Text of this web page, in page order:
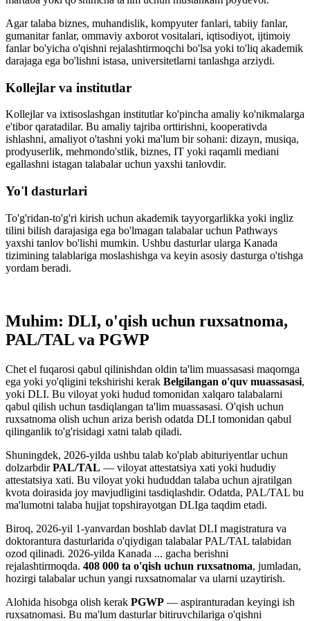
Agar talaba biznes, muhandislik, kompyuter fanlari, tabiiy fanlar,
gumanitar fanlar, ommaviy axborot vositalari, iqtisodiyot, ijtimoiy
fanlar bo'yicha o'qishni rejalashtirmoqchi bo'lsa yoki to'liq akademik
darajaga ega bo'lishni istasa, universitetlarni tanlashga arziydi.
Kollejlar va institutlar
Kollejlar va ixtisoslashgan institutlar ko'pincha amaliy ko'nikmalarga
e'tibor qaratadilar. Bu amaliy tajriba orttirishni, kooperativda
ishlashni, amaliyot o'tashni yoki ma'lum bir sohani: dizayn, musiqa,
prodyuserlik, mehmondo'stlik, biznes, IT yoki raqamli mediani
egallashni istagan talabalar uchun yaxshi tanlovdir.
Yo'l dasturlari
To'g'ridan-to'g'ri kirish uchun akademik tayyorgarlikka yoki ingliz
tilini bilish darajasiga ega bo'lmagan talabalar uchun Pathways
yaxshi tanlov bo'lishi mumkin. Ushbu dasturlar ularga Kanada
tizimining talablariga moslashishga va keyin asosiy dasturga o'tishga
yordam beradi.
Muhim: DLI, o'qish uchun ruxsatnoma,
PAL/TAL va PGWP
Chet el fuqarosi qabul qilinishdan oldin ta'lim muassasasi maqomga
ega yoki yo'qligini tekshirishi kerak Belgilangan o'quv muassasasi,
yoki DLI. Bu viloyat yoki hudud tomonidan xalqaro talabalarni
qabul qilish uchun tasdiqlangan ta'lim muassasasi. O'qish uchun
ruxsatnoma olish uchun ariza berish odatda DLI tomonidan qabul
qilinganlik to'g'risidagi xatni talab qiladi.
Shuningdek, 2026-yilda ushbu talab ko'plab abituriyentlar uchun
dolzarbdirPAL/TAL — viloyat attestatsiya xati yoki hududiy
attestatsiya xati. Bu viloyat yoki hududdan talaba uchun ajratilgan
kvota doirasida joy mavjudligini tasdiqlashdir. Odatda, PAL/TAL bu
ma'lumotni talaba hujjat topshirayotgan DLIga taqdim etadi.
Biroq, 2026-yil 1-yanvardan boshlab davlat DLI magistratura va
doktorantura dasturlarida o'qiydigan talabalar PAL/TAL talabidan
ozod qilinadi. 2026-yilda Kanada ... gacha berishni
rejalashtirmoqda. 408 000 ta o'qish uchun ruxsatnoma, jumladan,
hozirgi talabalar uchun yangi ruxsatnomalar va ularni uzaytirish.
Alohida hisobga olish kerak PGWP — aspiranturadan keyingi ish
ruxsatnomasi. Bu ma'lum dasturlar bitiruvchilariga o'qishni